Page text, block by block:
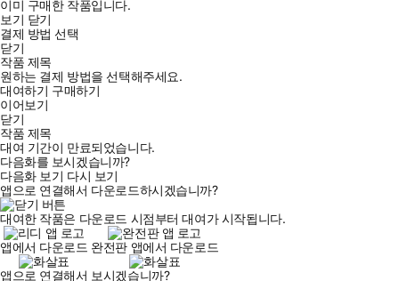
이미 구매한 작품입니다.
보기 닫기
결제 방법 선택
닫기
작품 제목
원하는 결제 방법을 선택해주세요.
대여하기 구매하기
이어보기
닫기
작품 제목
대여 기간이 만료되었습니다.
다음화를 보시겠습니까?
다음화 보기 다시 보기
앱으로 연결해서 다운로드하시겠습니까?
대여한 작품은 다운로드 시점부터 대여가 시작됩니다.
앱에서 다운로드 완전판 앱에서 다운로드
앱으로 연결해서 보시겠습니까?